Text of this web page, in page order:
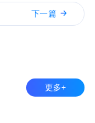
下一篇
更多+